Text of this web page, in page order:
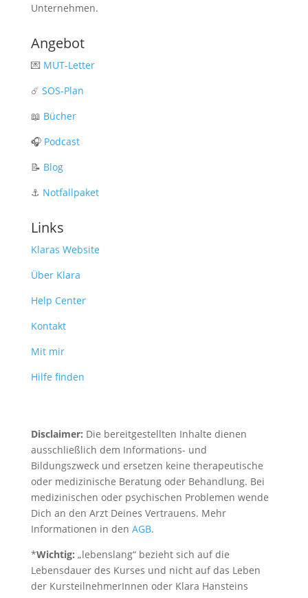
Unternehmen.
Angebot
💌 MUT-Letter
☄️ SOS-Plan
📖 Bücher
🎧 Podcast
📝 Blog
⚓️ Notfallpaket
Links
Klaras Website
Über Klara
Help Center
Kontakt
Mit mir
Hilfe finden
Disclaimer: Die bereitgestellten Inhalte dienen
ausschließlich dem Informations- und
Bildungszweck und ersetzen keine therapeutische
oder medizinische Beratung oder Behandlung. Bei
medizinischen oder psychischen Problemen wende
Dich an den Arzt Deines Vertrauens. Mehr
Informationen in den AGB.
*Wichtig: „lebenslang“ bezieht sich auf die
Lebensdauer des Kurses und nicht auf das Leben
der KursteilnehmerInnen oder Klara Hansteins